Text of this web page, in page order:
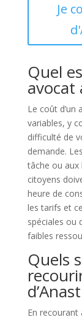
Je
Quel
avocat
Le coût
variables, y
difficulté de
demande.
tâche ou aux
citoyens
heure de
les tarifs et
spéciales ou
faibles
Quels
En recourant